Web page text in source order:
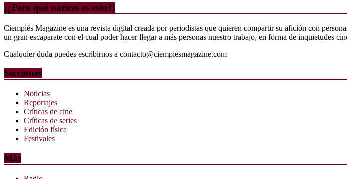
¡¿Pero qué narices es esto?!
Ciempiés Magazine es una revista digital creada por periodistas que quieren compartir su afición con
un gran escaparate con el cual poder hacer llegar a más personas nuestro trabajo, en forma de inquietudes
Cualquier duda puedes escribirnos a contacto@ciempiesmagazine.com
Secciones
Noticias
Reportajes
Críticas de cine
Críticas de series
Edición física
Festivales
Más